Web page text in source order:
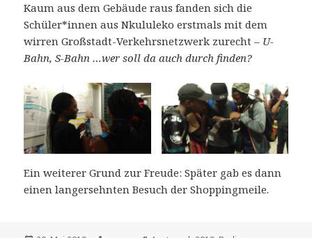
Kaum aus dem Gebäude raus fanden sich die
Schüler*innen aus Nkululeko erstmals mit dem
wirren Großstadt-Verkehrsnetzwerk zurecht – U-
Bahn, S-Bahn …wer soll da auch durch finden?
Ein weiterer Grund zur Freude: Später gab es dann
einen langersehnten Besuch der Shoppingmeile.